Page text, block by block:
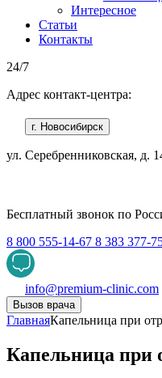
Интересное
Статьи
Контакты
24/7
Адрес контакт-центра:
г. Новосибирск
ул. Серебренниковская, д.
Бесплатный звонок по
8 800 555-14-67 8 383 377-
info@premium-clinic.com
Вызов врача
ГлавнаяКапельница при
Капельница при